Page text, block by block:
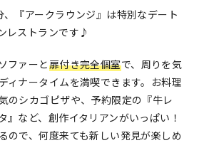
『アークラウンジ』は特別なデート
レストランです♪
ファーと扉付き完全個室で、周りを気
ィナータイムを満喫できます。お料理
のシカゴピザや、予約限定の『牛レ
』など、創作イタリアンがいっぱい！
ので、何度来ても新しい発見が楽しめ